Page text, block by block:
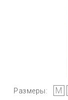
Размеры: M